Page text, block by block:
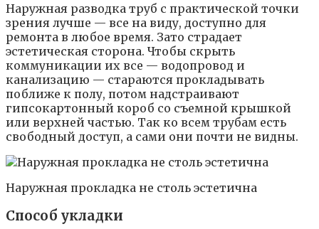
Наружная разводка труб с практической точки
зрения лучше — все на виду, доступно для
ремонта в любое время. Зато страдает
эстетическая сторона. Чтобы скрыть
коммуникации их все — водопровод и
канализацию — стараются прокладывать
поближе к полу, потом надстраивают
гипсокартонный короб со съемной крышкой
или верхней частью. Так ко всем трубам есть
свободный доступ, а сами они почти не видны.
Наружная прокладка не столь эстетична
Способ укладки